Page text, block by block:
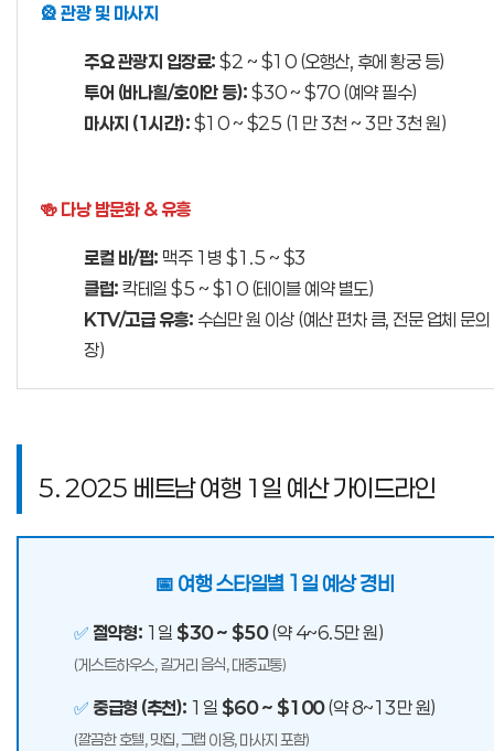
🎡 관광 및 마사지
주요 관광지 입장료: $2 ~ $10 (오행산, 후에 황궁 등)
투어 (바나힐/호이안 등): $30 ~ $70 (예약 필수)
마사지 (1시간): $10 ~ $25 (1만 3천 ~ 3만 3천 원)
🍻 다낭 밤문화 & 유흥
로컬 바/펍: 맥주 1병 $1.5 ~ $3
클럽: 칵테일 $5 ~ $10 (테이블 예약 별도)
KTV/고급 유흥: 수십만 원 이상 (예산 편차 큼, 전문 업체 문의
장)
5. 2025 베트남 여행 1일 예산 가이드라인
📅 여행 스타일별 1일 예상 경비
✅ 절약형: 1일 $30 ~ $50(약 4~6.5만 원)
(게스트하우스, 길거리 음식, 대중교통)
✅ 중급형 (추천): 1일 $60 ~ $100(약 8~13만 원)
(깔끔한 호텔, 맛집, 그랩 이용, 마사지 포함)